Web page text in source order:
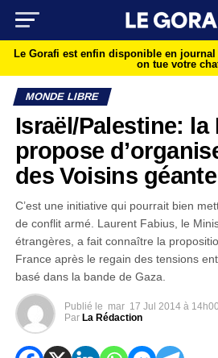
Le Gorafi est enfin disponible en journal
on tue votre
MONDE LIBRE
Israël/Palestine: la
propose
des Voisins géante
C’est une initiative qui pourrait bien
de conflit armé. Laurent Fabius, le
étrangères, a fait connaître la
France après le regain des tensions
basé dans la bande de Gaza.
Publié le mar 17 Jul 2014 à 14h00
Par La Rédaction